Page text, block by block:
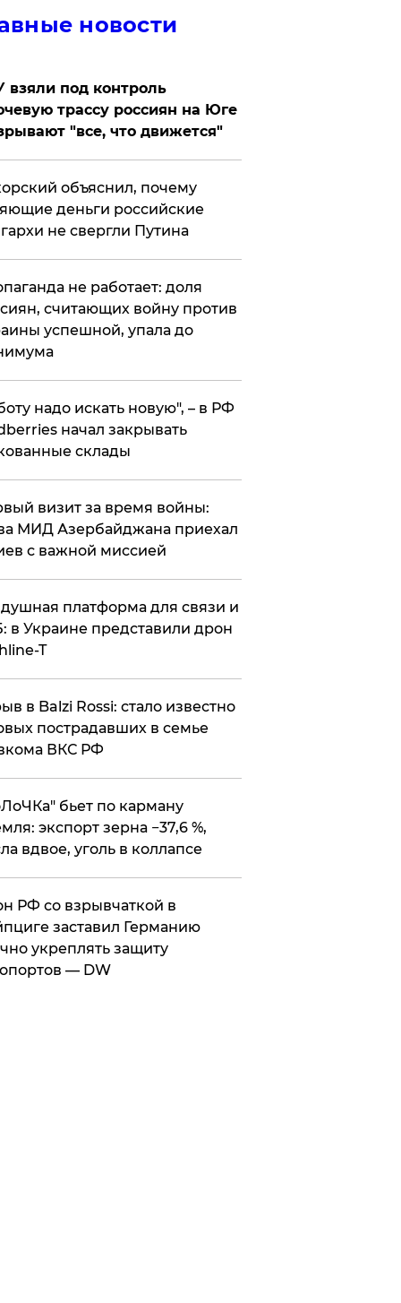
новости
взяли под контроль
трассу россиян на Юге
"все, что движется"
объяснил, почему
деньги российские
не свергли Путина
не работает: доля
считающих войну против
успешной, упала до
надо искать новую", – в РФ
начал закрывать
склады
визит за время войны:
МИД Азербайджана приехал
с важной миссией
платформа для связи и
в Украине представили дрон
T
в Balzi Rossi: стало известно
пострадавших в семье
ВКС РФ
бьет по карману
экспорт зерна −37,6 %,
вдвое, уголь в коллапсе
РФ со взрывчаткой в
заставил Германию
укреплять защиту
— DW